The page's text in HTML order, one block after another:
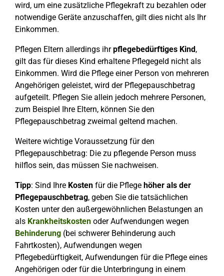
wird, um eine zusätzliche Pflegekraft zu bezahlen oder
notwendige Geräte anzuschaffen, gilt dies nicht als Ihr
Einkommen.
Pflegen Eltern allerdings ihrpflegebedürftiges Kind,
gilt das für dieses Kind erhaltene Pflegegeld nicht als
Einkommen. Wird die Pflege einer Person von mehreren
Angehörigen geleistet, wird der Pflegepauschbetrag
aufgeteilt. Pflegen Sie allein jedoch mehrere Personen,
zum Beispiel Ihre Eltern, können Sie den
Pflegepauschbetrag zweimal geltend machen.
Weitere wichtige Voraussetzung für den
Pflegepauschbetrag: Die zu pflegende Person muss
hilflos sein, das müssen Sie nachweisen.
Tipp: Sind Ihre Kosten für die Pflege höher als der
Pflegepauschbetrag, geben Sie die tatsächlichen
Kosten unter den außergewöhnlichen Belastungen an
als Krankheitskosten oder Aufwendungen wegen
Behinderung (bei schwerer Behinderung auch
Fahrtkosten), Aufwendungen wegen
Pflegebedürftigkeit, Aufwendungen für die Pflege eines
Angehörigen oder für die Unterbringung in einem